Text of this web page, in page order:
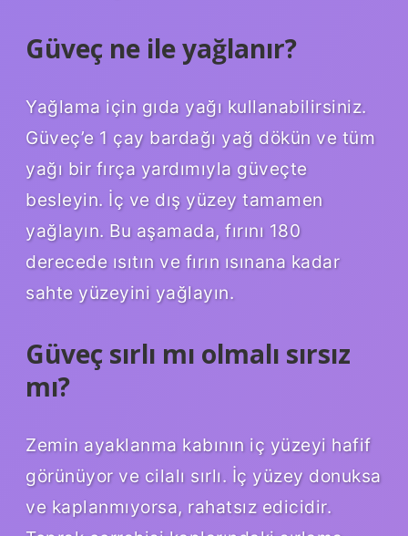
Güveç ne ile yağlanır?
Yağlama için gıda yağı kullanabilirsiniz.
Güveç’e 1 çay bardağı yağ dökün ve tüm
yağı bir fırça yardımıyla güveçte
besleyin. İç ve dış yüzey tamamen
yağlayın. Bu aşamada, fırını 180
derecede ısıtın ve fırın ısınana kadar
sahte yüzeyini yağlayın.
Güveç sırlı mı olmalı sırsız
mı?
Zemin ayaklanma kabının iç yüzeyi hafif
görünüyor ve cilalı sırlı. İç yüzey donuksa
ve kaplanmıyorsa, rahatsız edicidir.